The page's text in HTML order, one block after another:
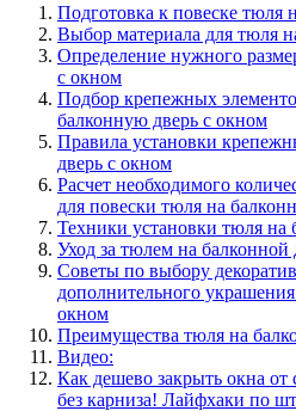
Подготовка к повеске тюля
Выбор материала для тюля
Определение нужного
с окном
Подбор крепежных
балконную дверь с окном
Правила установки
дверь с окном
Расчет необходимого
для повески тюля на
Техники установки тюля на
Уход за тюлем на балконной
Советы по выбору
дополнительного
окном
Преимущества тюля на
Видео:
Как дешево закрыть окна
без карниза! Лайфхаки по